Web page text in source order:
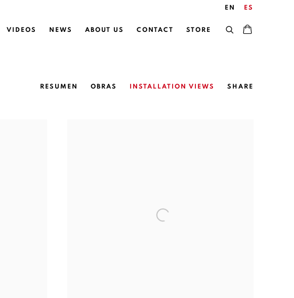
VIDEOS NEWS ABOUT US CONTACT STORE
EN ES
RESUMEN OBRAS INSTALLATION VIEWS SHARE